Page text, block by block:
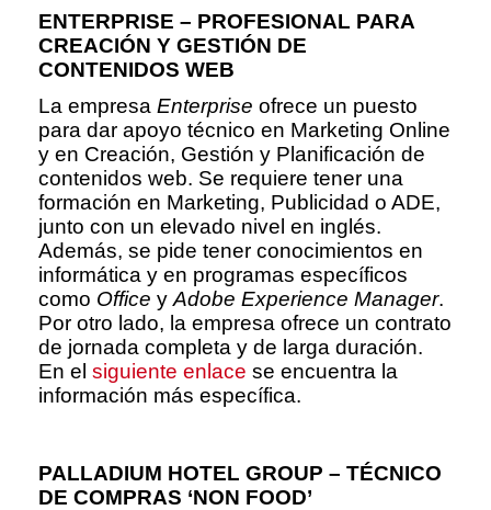
ENTERPRISE – PROFESIONAL PARA
CREACIÓN Y GESTIÓN DE
CONTENIDOS WEB
La empresa Enterprise ofrece un puesto
para dar apoyo técnico en Marketing Online
y en Creación, Gestión y Planificación de
contenidos web. Se requiere tener una
formación en Marketing, Publicidad o ADE,
junto con un elevado nivel en inglés.
Además, se pide tener conocimientos en
informática y en programas específicos
como Office y Adobe Experience Manager.
Por otro lado, la empresa ofrece un contrato
de jornada completa y de larga duración.
En el siguiente enlace se encuentra la
información más específica.
PALLADIUM HOTEL GROUP – TÉCNICO
DE COMPRAS ‘NON FOOD’